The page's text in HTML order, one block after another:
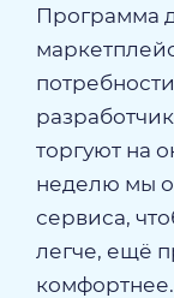
Программа
торгуют на
неделю мы
сервиса,
легче, ещё